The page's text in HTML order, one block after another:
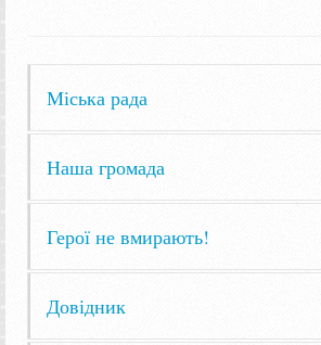
Міська рада
Наша громада
Герої не вмирають!
Довідник